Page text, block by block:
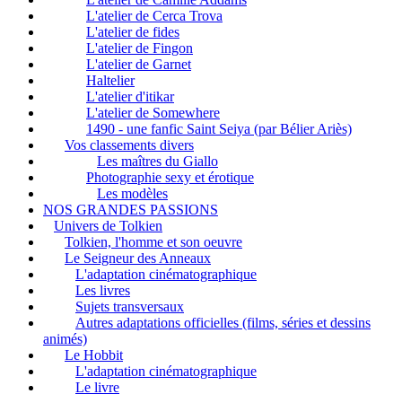
L'atelier de Cerca Trova
L'atelier de fides
L'atelier de Fingon
L'atelier de Garnet
Haltelier
L'atelier d'itikar
L'atelier de Somewhere
1490 - une fanfic Saint Seiya (par Bélier Ariès)
Vos classements divers
Les maîtres du Giallo
Photographie sexy et érotique
Les modèles
NOS GRANDES PASSIONS
Univers de Tolkien
Tolkien, l'homme et son oeuvre
Le Seigneur des Anneaux
L'adaptation cinématographique
Les livres
Sujets transversaux
Autres adaptations officielles (films, séries et dessins
animés)
Le Hobbit
L'adaptation cinématographique
Le livre